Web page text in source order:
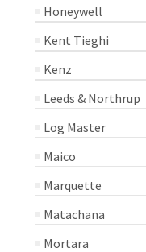
Honeywell
Kent Tieghi
Kenz
Leeds & Northrup
Log Master
Maico
Marquette
Matachana
Mortara